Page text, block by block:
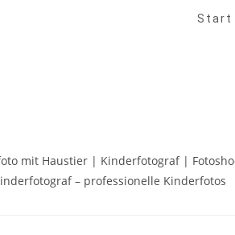
Start
mit Haustier | Kinderfotograf |
– professionelle Kinderfotos